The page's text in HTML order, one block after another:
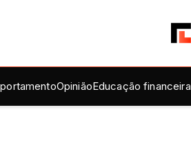
OpiniãoEducação financeira